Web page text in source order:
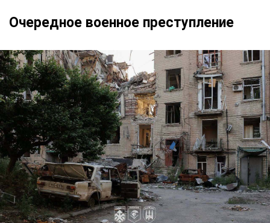
Очередное военное преступление